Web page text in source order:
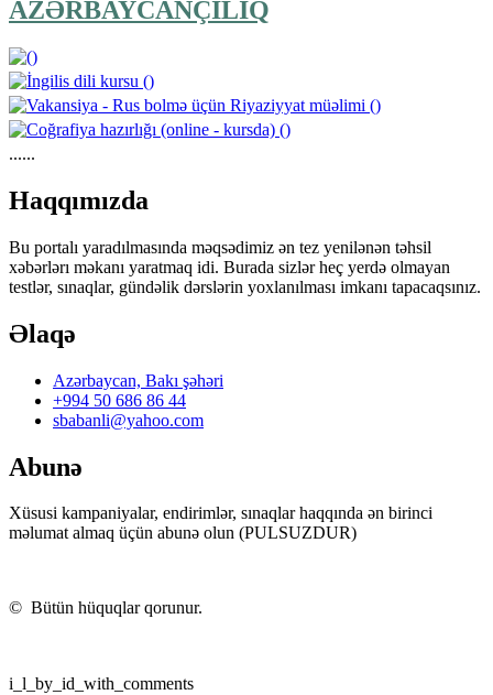
AZƏRBAYCANÇILIQ
......
Haqqımızda
Bu portalı yaradılmasında məqsədimiz ən tez yenilənən təhsil
xəbərlərı məkanı yaratmaq idi. Burada sizlər heç yerdə olmayan
testlər, sınaqlar, gündəlik dərslərin yoxlanılması imkanı tapacaqsınız.
Əlaqə
Azərbaycan, Bakı şəhəri
+994 50 686 86 44
sbabanli@yahoo.com
Abunə
Xüsusi kampaniyalar, endirimlər, sınaqlar haqqında ən birinci
məlumat almaq üçün abunə olun (PULSUZDUR)
© Bütün hüquqlar qorunur.
i_l_by_id_with_comments